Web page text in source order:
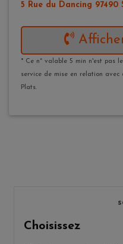
5 Rue du Dancing 97490
* Ce n° valable 5 min n'est pas
service de mise en relation avec
Plats.
Choisissez